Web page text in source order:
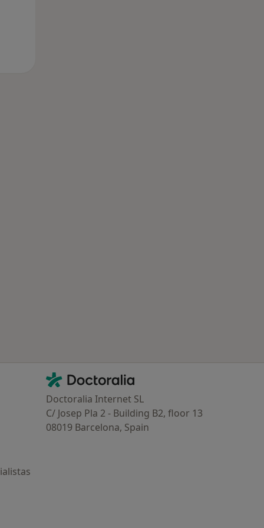
Contacto
Doctoralia - Página de inicio
Doctoralia Internet SL
C/ Josep Pla 2 - Building B2, floor 13
08019 Barcelona, Spain